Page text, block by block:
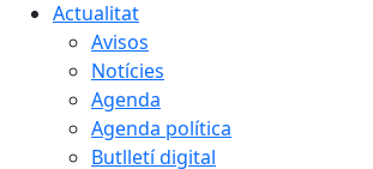
Actualitat
Avisos
Notícies
Agenda
Agenda política
Butlletí digital